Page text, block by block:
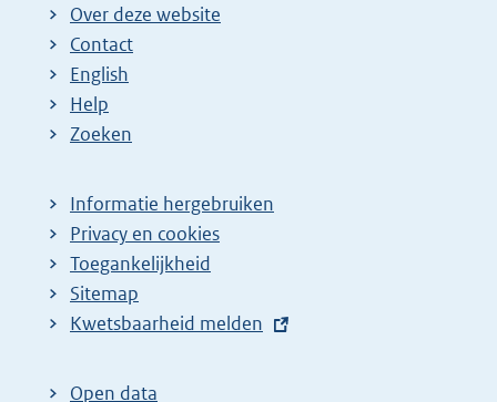
Over deze website
Contact
English
Help
Zoeken
Informatie hergebruiken
Privacy en cookies
Toegankelijkheid
Sitemap
E
t
Kwetsbaarheid melden
Open data